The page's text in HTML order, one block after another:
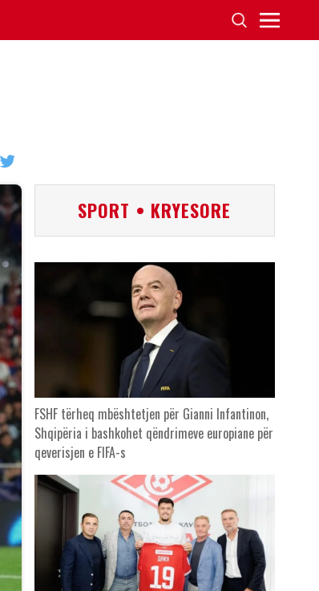
SPORT • KRYESORE
FSHF tërheq mbështetjen për Gianni Infantinon,
Shqipëria i bashkohet qëndrimeve europiane për
qeverisjen e FIFA-s